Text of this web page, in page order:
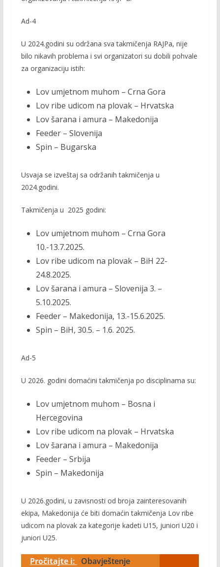
Ad-4
U 2024.godini su održana sva takmičenja RAJPa, nije
bilo nikavih problema i svi organizatori su dobili pohvale
za organizaciju istih:
Lov umjetnom muhom – Crna Gora
Lov ribe udicom na plovak – Hrvatska
Lov šarana i amura – Makedonija
Feeder – Slovenija
Spin – Bugarska
Usvaja se izveštaj sa održanih takmičenja u
2024.godini.
Takmičenja u 2025 godini:
Lov umjetnom muhom – Crna Gora
10.-13.7.2025.
Lov ribe udicom na plovak – BiH 22-
24.8.2025.
Lov šarana i amura – Slovenija 3. –
5.10.2025.
Feeder – Makedonija, 13.-15.6.2025.
Spin – BiH, 30.5. – 1.6. 2025.
Ad-5
U 2026. godini domaćini takmičenja po disciplinama su:
Lov umjetnom muhom – Bosna i
Hercegovina
Lov ribe udicom na plovak – Hrvatska
Lov šarana i amura – Makedonija
Feeder – Srbija
Spin – Makedonija
U 2026.godini, u zavisnosti od broja zainteresovanih
ekipa, Makedonija će biti domaćin takmičenja Lov ribe
udicom na plovak za kategorije kadeti U15, juniori U20 i
juniori U25.
Pročitajte i:
Obavještenje